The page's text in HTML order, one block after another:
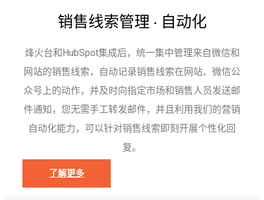
销售线索管理 · 自动化
烽火台和HubSpot集成后，统一集中管理来自微信和
网站的销售线索，自动记录销售线索在网站、微信公
众号上的动作，并及时向指定市场和销售人员发送邮
件通知，您无需手工转发邮件，并且利用我们的营销
自动化能力，可以针对销售线索即刻开展个性化回
复。
了解更多